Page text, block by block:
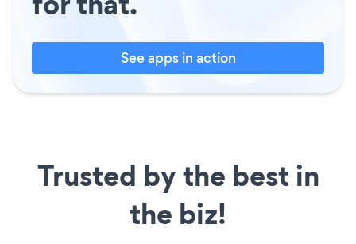
See apps in action
Trusted by the best in
the biz!